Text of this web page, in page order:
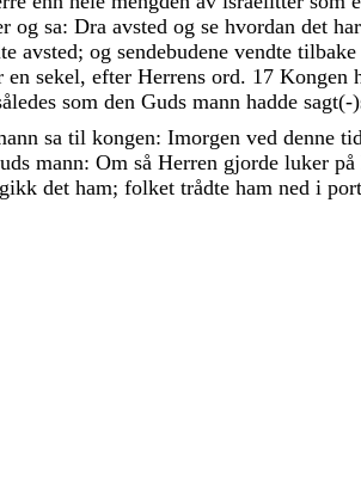
og sa: Dra avsted og se hvordan det har
avsted; og sendebudene vendte tilbake
en sekel, efter Herrens ord. 17 Kongen
som den Guds mann hadde sagt(-)
sa til kongen: Imorgen ved denne tid
mann: Om så Herren gjorde luker på
gikk det ham; folket trådte ham ned i